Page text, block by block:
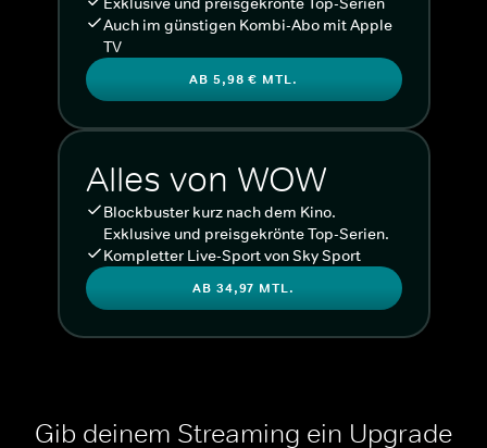
Auch im günstigen Kombi-Abo mit Apple
TV
AB 5,98 € MTL.
Alles von WOW
Blockbuster kurz nach dem Kino.
Exklusive und preisgekrönte Top-Serien.
Kompletter Live-Sport von Sky Sport
AB 34,97 MTL.
Gib deinem Streaming ein Upgrade